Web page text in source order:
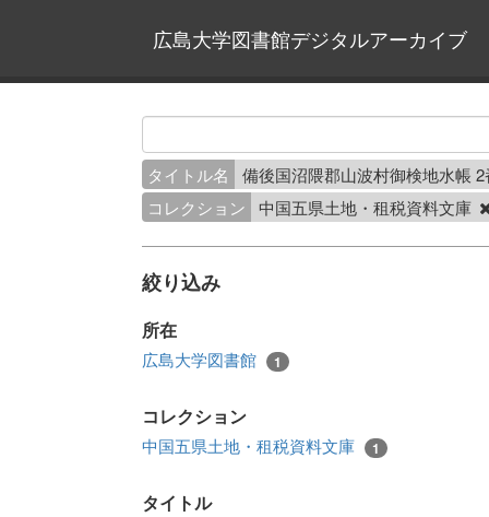
広島大学図書館デジタルアーカイブ
タイトル名
備後国沼隈郡山波村御検地水帳
コレクション
中国五県土地・租税資料文庫
絞り込み
所在
広島大学図書館 1
コレクション
中国五県土地・租税資料文庫 1
タイトル